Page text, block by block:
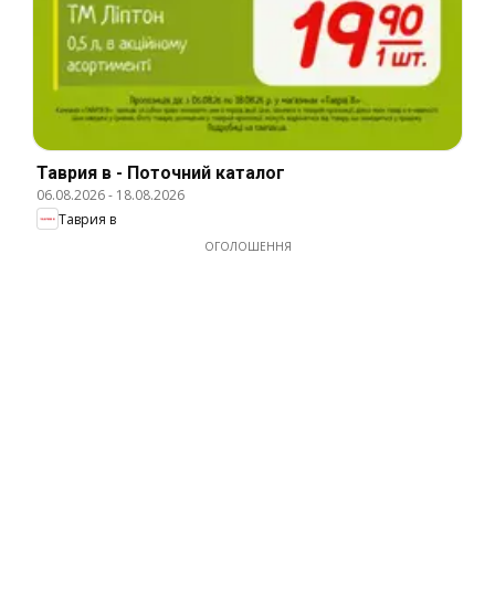
Таврия в - Поточний каталог
06.08.2026- 18.08.2026
Таврия в
ОГОЛОШЕННЯ